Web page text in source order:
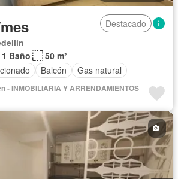
Destacado
1 Baño
50 m²
Balcón Gas natural
- INMOBILIARIA Y ARRENDAMIENTOS